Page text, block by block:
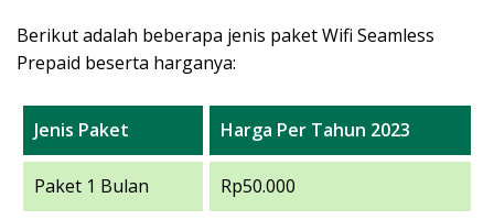
Berikut adalah beberapa jenis paket Wifi Seamless
Prepaid beserta harganya:
Jenis Paket Harga Per Tahun 2023
Paket 1 Bulan Rp50.000